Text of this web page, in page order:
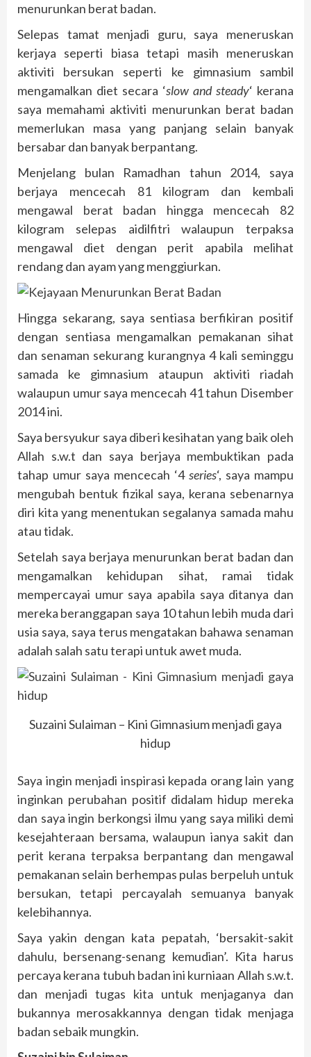
menurunkan berat badan.
Selepas tamat menjadi guru, saya meneruskan
kerjaya seperti biasa tetapi masih meneruskan
aktiviti bersukan seperti ke gimnasium sambil
mengamalkan diet secara ‘slow and steady‘ kerana
saya memahami aktiviti menurunkan berat badan
memerlukan masa yang panjang selain banyak
bersabar dan banyak berpantang.
Menjelang bulan Ramadhan tahun 2014, saya
berjaya mencecah 81 kilogram dan kembali
mengawal berat badan hingga mencecah 82
kilogram selepas aidilfitri walaupun terpaksa
mengawal diet dengan perit apabila melihat
rendang dan ayam yang menggiurkan.
Hingga sekarang, saya sentiasa berfikiran positif
dengan sentiasa mengamalkan pemakanan sihat
dan senaman sekurang kurangnya 4 kali seminggu
samada ke gimnasium ataupun aktiviti riadah
walaupun umur saya mencecah 41 tahun Disember
2014 ini.
Saya bersyukur saya diberi kesihatan yang baik oleh
Allah s.w.t dan saya berjaya membuktikan pada
tahap umur saya mencecah ‘4 series‘, saya mampu
mengubah bentuk fizikal saya, kerana sebenarnya
diri kita yang menentukan segalanya samada mahu
atau tidak.
Setelah saya berjaya menurunkan berat badan dan
mengamalkan kehidupan sihat, ramai tidak
mempercayai umur saya apabila saya ditanya dan
mereka beranggapan saya 10 tahun lebih muda dari
usia saya, saya terus mengatakan bahawa senaman
adalah salah satu terapi untuk awet muda.
Suzaini Sulaiman – Kini Gimnasium menjadi gaya
hidup
Saya ingin menjadi inspirasi kepada orang lain yang
inginkan perubahan positif didalam hidup mereka
dan saya ingin berkongsi ilmu yang saya miliki demi
kesejahteraan bersama, walaupun ianya sakit dan
perit kerana terpaksa berpantang dan mengawal
pemakanan selain berhempas pulas berpeluh untuk
bersukan, tetapi percayalah semuanya banyak
kelebihannya.
Saya yakin dengan kata pepatah, ‘bersakit-sakit
dahulu, bersenang-senang kemudian’. Kita harus
percaya kerana tubuh badan ini kurniaan Allah s.w.t.
dan menjadi tugas kita untuk menjaganya dan
bukannya merosakkannya dengan tidak menjaga
badan sebaik mungkin.